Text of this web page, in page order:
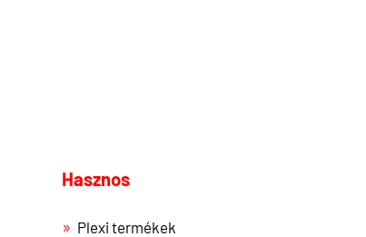
Hasznos
Plexi termékek